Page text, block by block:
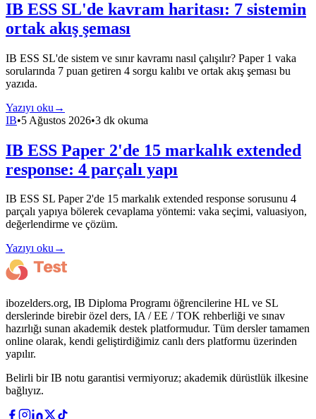
IB ESS SL'de kavram haritası: 7 sistemin
ortak akış şeması
IB ESS SL'de sistem ve sınır kavramı nasıl çalışılır? Paper 1 vaka
sorularında 7 puan getiren 4 sorgu kalıbı ve ortak akış şeması bu
yazıda.
Yazıyı oku →
IB•5 Ağustos 2026•3 dk okuma
IB ESS Paper 2'de 15 markalık extended
response: 4 parçalı yapı
IB ESS SL Paper 2'de 15 markalık extended response sorusunu 4
parçalı yapıya bölerek cevaplama yöntemi: vaka seçimi, valuasiyon,
değerlendirme ve çözüm.
Yazıyı oku→
ibozelders.org, IB Diploma Programı öğrencilerine HL ve SL
derslerinde birebir özel ders, IA / EE / TOK rehberliği ve sınav
hazırlığı sunan akademik destek platformudur. Tüm dersler tamamen
online olarak, kendi geliştirdiğimiz canlı ders platformu üzerinden
yapılır.
Belirli bir IB notu garantisi vermiyoruz; akademik dürüstlük ilkesine
bağlıyız.